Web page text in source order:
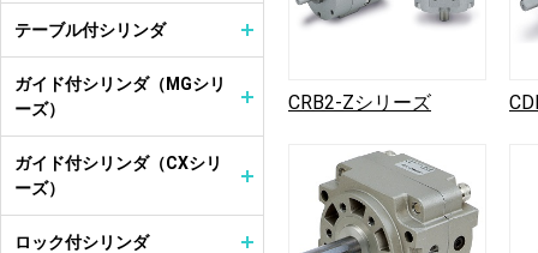
CRB2-Zシリーズ
テーブル付シリンダ
ガイド付シリンダ（MGシリ
ーズ）
ガイド付シリンダ（CXシリ
ーズ）
ロック付シリンダ